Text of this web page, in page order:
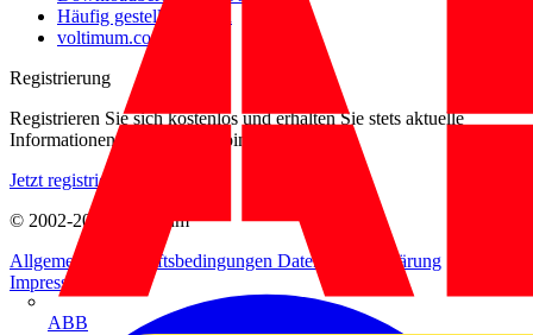
ABB
Häufig gestellte Fragen
voltimum.com
Registrierung
Registrieren Sie sich kostenlos und erhalten Sie stets aktuelle
Informationen aus der Elektroindustrie.
Jetzt registrieren
© 2002-2026
Voltimum
Allgemeine Geschäftsbedingungen Datenschutzerklärung
Impressum